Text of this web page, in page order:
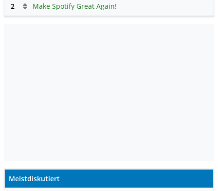
2 Make Spotify Great Again!
Meistdiskutiert